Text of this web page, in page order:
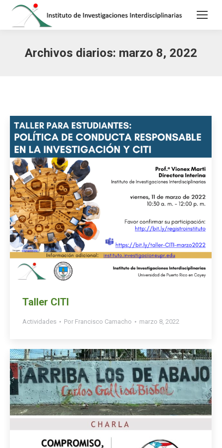
Archivos diarios: marzo 8, 2022
Taller CITI
Actividades Por Francisco Camacho marzo 8, 2022